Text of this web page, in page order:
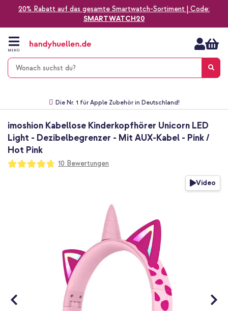
20% Rabatt auf das gesamte Smartwatch-Sortiment | Code:
SMARTWATCH20
Zum
Inhalt
springen
MENÜ
Die Nr. 1 für Apple Zubehör in Deutschland!
imoshion Kabellose Kinderkopfhörer Unicorn LED
Light - Dezibelbegrenzer - Mit AUX-Kabel - Pink /
Hot Pink
Bewertung:
94
100
10 Bewertungen
Video